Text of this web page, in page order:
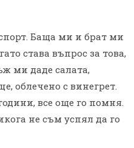
Баща ми и брат ми
става въпрос за това,
ми даде салата,
облечено с винегрет.
все още го помня.
не съм успял да го